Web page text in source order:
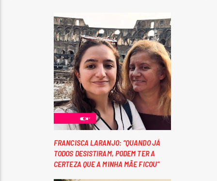
FRANCISCA LARANJO: “QUANDO JÁ
TODOS DESISTIRAM, PODEM TER A
CERTEZA QUE A MINHA MÃE FICOU”